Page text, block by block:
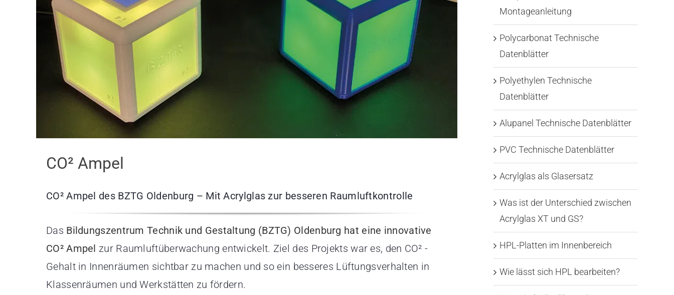
CO² Ampel
CO² Ampel des BZTG Oldenburg – Mit Acrylglas zur besseren Raumluftkontrolle
Das Bildungszentrum Technik und Gestaltung (BZTG) Oldenburg hat eine innovative
CO² Ampel zur Raumluftüberwachung entwickelt. Ziel des Projekts war es, den CO² -
Gehalt in Innenräumen sichtbar zu machen und so ein besseres Lüftungsverhalten in
Klassenräumen und Werkstätten zu fördern.
Montageanleitung
Polycarbonat Technische
Datenblätter
Polyethylen Technische
Datenblätter
Alupanel Technische Datenblätter
PVC Technische Datenblätter
Acrylglas als Glasersatz
Was ist der Unterschied zwischen
Acrylglas XT und GS?
HPL-Platten im Innenbereich
Wie lässt sich HPL bearbeiten?